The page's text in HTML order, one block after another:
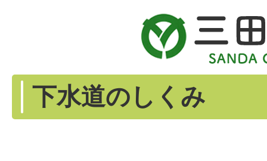
下水道のしくみ